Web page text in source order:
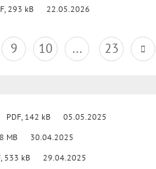
293 kB 22.05.2026
9 10 ... 23
PDF, 142 kB 05.05.2025
MB 30.04.2025
533 kB 29.04.2025